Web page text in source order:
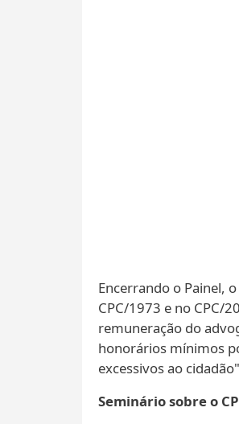
Encerrando o Painel,
CPC/1973 e no CPC/
remuneração do
honorários mínimos
excessivos ao
Seminário sobre o